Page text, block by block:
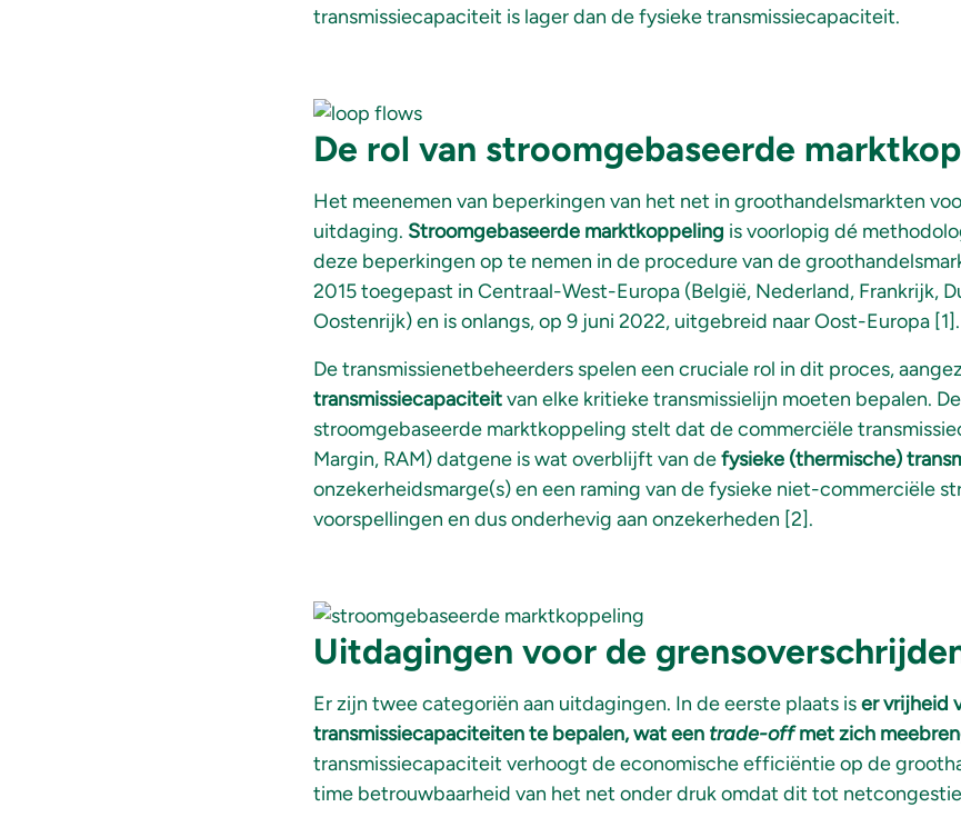
transmissiecapaciteit is lager dan de fysieke transmissiecapaciteit.
De rol van stroomgebaseerde
Het meenemen van beperkingen van het net in groothandelsmarkten
uitdaging. Stroomgebaseerde marktkoppeling is voorlopig dé
deze beperkingen op te nemen in de procedure van de
2015 toegepast in Centraal-West-Europa (België, Nederland, Frankrijk,
Oostenrijk) en is onlangs, op 9 juni 2022, uitgebreid naar Oost-Europa [1].
De transmissienetbeheerders spelen een cruciale rol in dit proces,
transmissiecapaciteitvan elke kritieke transmissielijn moeten bepalen.
stroomgebaseerde marktkoppeling stelt dat de commerciële
Margin, RAM) datgene is wat overblijft van defysieke (thermische)
onzekerheidsmarge(s) en een raming van de fysieke niet-commerciële
voorspellingen en dus onderhevig aan onzekerheden [2].
Uitdagingen voor de
Er zijn twee categoriën aan uitdagingen. In de eerste plaats iser vrijheid
transmissiecapaciteiten te bepalen, wat een trade-offmet zich
transmissiecapaciteit verhoogt de economische efficiëntie op de
time betrouwbaarheid van het net onder druk omdat dit tot